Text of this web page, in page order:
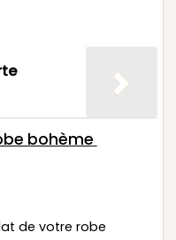
bohème
de votre robe